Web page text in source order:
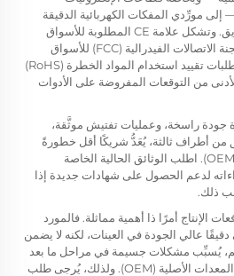
إلى مورِّدي المفكات الكهربائية الدقيقة
الذين يدعمون متطلبات التصديق. وتشكل علامة CE المطلوبة للأسواق
الأوروبية، والامتثال لمتطلبات لجنة الاتصالات الفيدرالية (FCC) للأسواق
الشمال أمريكية، والامتثال لمتطلبات تقييد استخدام المواد الخطرة (RoHS)
الأدنى من التوقعات المفروضة على الأدوات
جودة راسخة، وعمليات تفتيش موثَّقة،
من أطراف ثالثة، يُعَدُّ شريكًا أقل خطورةً
بكثيرٍ لمصنِّع المعدات الأصلية (OEM). اطلب الوثائق الحالية الخاصة
لدعم الحصول على شهادات جديدة إذا
ذلك.
الإنتاج أمرًا ذا أهمية مماثلة. فالمورد
عالي الجودة في العينات، لكنه لا يضمن
يُسبِّب مشكلات جسيمة في مراحل ما بعد
التصنيع للمشترين من مصنِّعي المعدات الأصلية (OEM). ولذلك، يُرجى طلب